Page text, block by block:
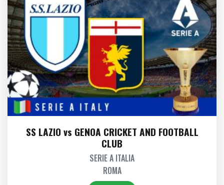
SS LAZIO vs GENOA CRICKET AND FOOTBALL
CLUB
SERIE A ITALIA
ROMA